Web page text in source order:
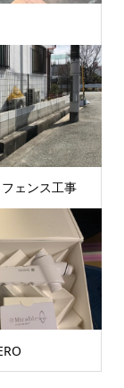
ェンス工事